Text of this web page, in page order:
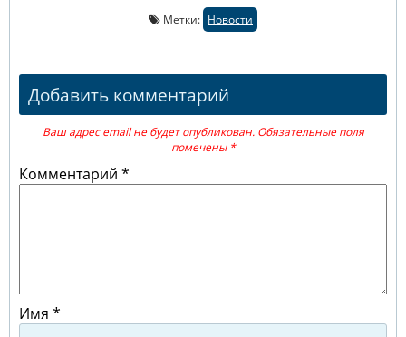
Метки: Новости
Добавить комментарий
Ваш адрес email не будет опубликован. Обязательные поля
помечены *
Комментарий *
Имя *